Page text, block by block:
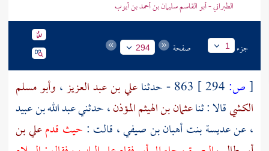
الطبراني - أبو القاسم سليمان بن أحمد بن أيوب
جزء 1 صفحة 294
[ص: 863 - حدثنا علي بن عبد العزيز، وأبو مسلم
الكشيقالا : ثناعثمان بن الهيثم المؤذن، حدثنيعبد الله بن عبيد
، عنعديسة بنت أهبان بن صيفي، قالت : حيث قدمعلي بن